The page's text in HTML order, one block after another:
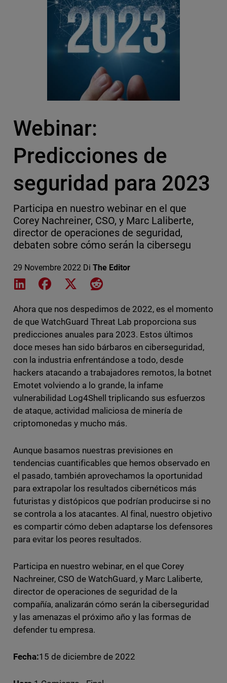
Webinar:
Predicciones de
seguridad para 2023
Participa en nuestro webinar en el que
Corey Nachreiner, CSO, y Marc Laliberte,
director de operaciones de seguridad,
debaten sobre cómo serán la cibersegu
29 Novembre 2022 Di The Editor
Share on LinkedIn
Share on Facebook
Share on XShare on Reddit
Ahora que nos despedimos de 2022, es el momento
de que WatchGuard Threat Lab proporciona sus
predicciones anuales para 2023. Estos últimos
doce meses han sido bárbaros en ciberseguridad,
con la industria enfrentándose a todo, desde
hackers atacando a trabajadores remotos, la botnet
Emotet volviendo a lo grande, la infame
vulnerabilidad Log4Shell triplicando sus esfuerzos
de ataque, actividad maliciosa de minería de
criptomonedas y mucho más.
Aunque basamos nuestras previsiones en
tendencias cuantificables que hemos observado en
el pasado, también aprovechamos la oportunidad
para extrapolar los resultados cibernéticos más
futuristas y distópicos que podrían producirse si no
se controla a los atacantes. Al final, nuestro objetivo
es compartir cómo deben adaptarse los defensores
para evitar los peores resultados.
Participa en nuestro webinar, en el que Corey
Nachreiner, CSO de WatchGuard, y Marc Laliberte,
director de operaciones de seguridad de la
compañía, analizarán cómo serán la ciberseguridad
y las amenazas el próximo año y las formas de
defender tu empresa.
Fecha:15 de diciembre de 2022